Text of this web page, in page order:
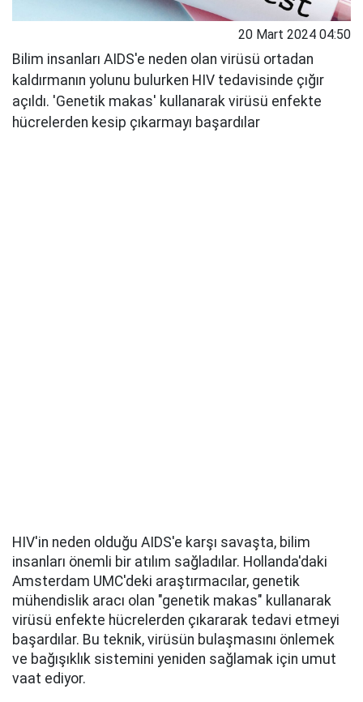
20 Mart 2024 04:50
Bilim insanları AIDS'e neden olan virüsü ortadan
kaldırmanın yolunu bulurken HIV tedavisinde çığır
açıldı. 'Genetik makas' kullanarak virüsü enfekte
hücrelerden kesip çıkarmayı başardılar
HIV'in neden olduğu AIDS'e karşı savaşta, bilim
insanları önemli bir atılım sağladılar. Hollanda'daki
Amsterdam UMC'deki araştırmacılar, genetik
mühendislik aracı olan "genetik makas" kullanarak
virüsü enfekte hücrelerden çıkararak tedavi etmeyi
başardılar. Bu teknik, virüsün bulaşmasını önlemek
ve bağışıklık sistemini yeniden sağlamak için umut
vaat ediyor.